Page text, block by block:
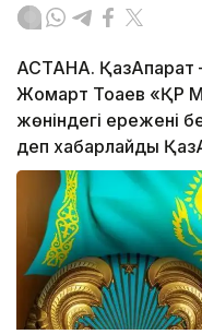
АСТАНА.
Жомарт Тоқаев «ҚР
жөніндегі ережені
деп хабарлайды